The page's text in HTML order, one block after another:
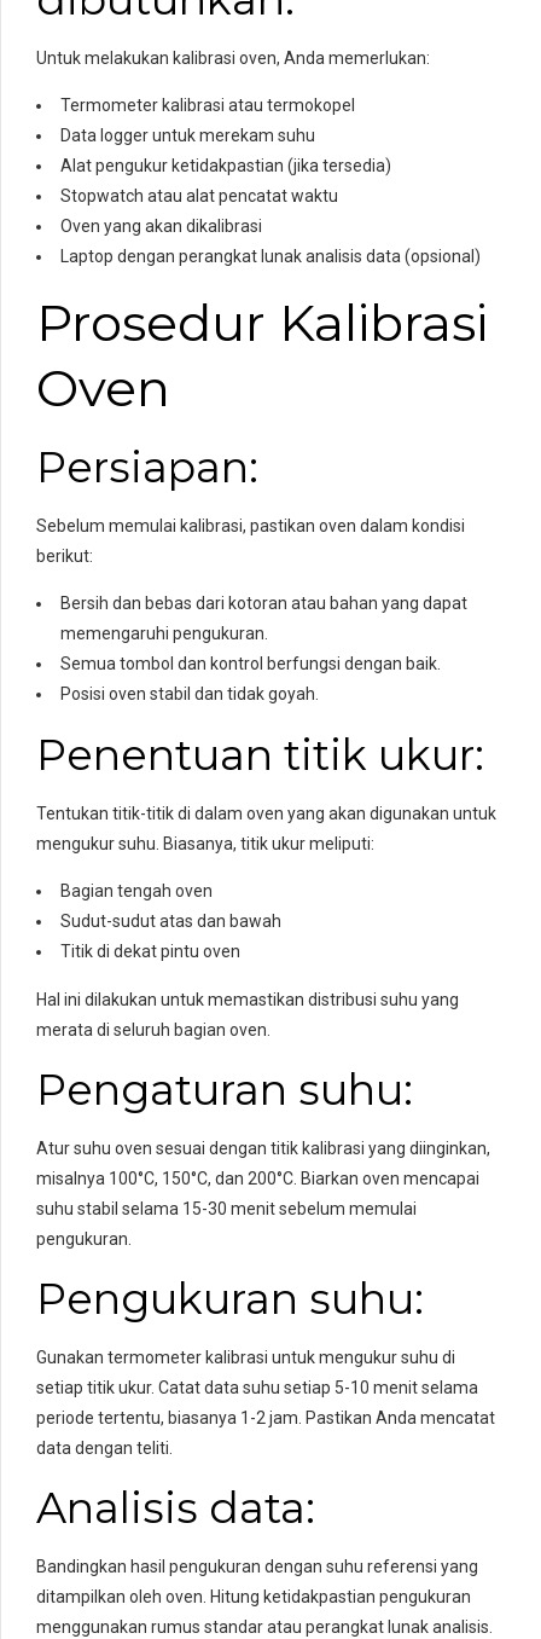
Untuk melakukan kalibrasi oven, Anda memerlukan:
Termometer kalibrasi atau termokopel
Data logger untuk merekam suhu
Alat pengukur ketidakpastian (jika tersedia)
Stopwatch atau alat pencatat waktu
Oven yang akan dikalibrasi
Laptop dengan perangkat lunak analisis data (opsional)
Prosedur Kalibrasi
Oven
Persiapan:
Sebelum memulai kalibrasi, pastikan oven dalam kondisi
berikut:
Bersih dan bebas dari kotoran atau bahan yang dapat
memengaruhi pengukuran.
Semua tombol dan kontrol berfungsi dengan baik.
Posisi oven stabil dan tidak goyah.
Penentuan titik ukur:
Tentukan titik-titik di dalam oven yang akan digunakan untuk
mengukur suhu. Biasanya, titik ukur meliputi:
Bagian tengah oven
Sudut-sudut atas dan bawah
Titik di dekat pintu oven
Hal ini dilakukan untuk memastikan distribusi suhu yang
merata di seluruh bagian oven.
Pengaturan suhu:
Atur suhu oven sesuai dengan titik kalibrasi yang diinginkan,
misalnya 100°C, 150°C, dan 200°C. Biarkan oven mencapai
suhu stabil selama 15-30 menit sebelum memulai
pengukuran.
Pengukuran suhu:
Gunakan termometer kalibrasi untuk mengukur suhu di
setiap titik ukur. Catat data suhu setiap 5-10 menit selama
periode tertentu, biasanya 1-2 jam. Pastikan Anda mencatat
data dengan teliti.
Analisis data:
Bandingkan hasil pengukuran dengan suhu referensi yang
ditampilkan oleh oven. Hitung ketidakpastian pengukuran
menggunakan rumus standar atau perangkat lunak analisis.